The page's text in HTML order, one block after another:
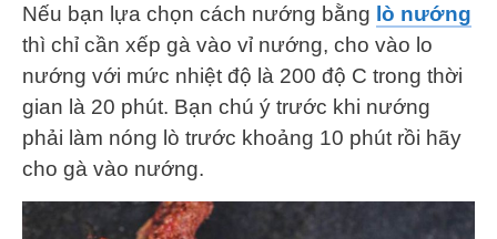
Nếu bạn lựa chọn cách nướng bằng lò nướng
thì chỉ cần xếp gà vào vỉ nướng, cho vào lo
nướng với mức nhiệt độ là 200 độ C trong thời
gian là 20 phút. Bạn chú ý trước khi nướng
phải làm nóng lò trước khoảng 10 phút rồi hãy
cho gà vào nướng.